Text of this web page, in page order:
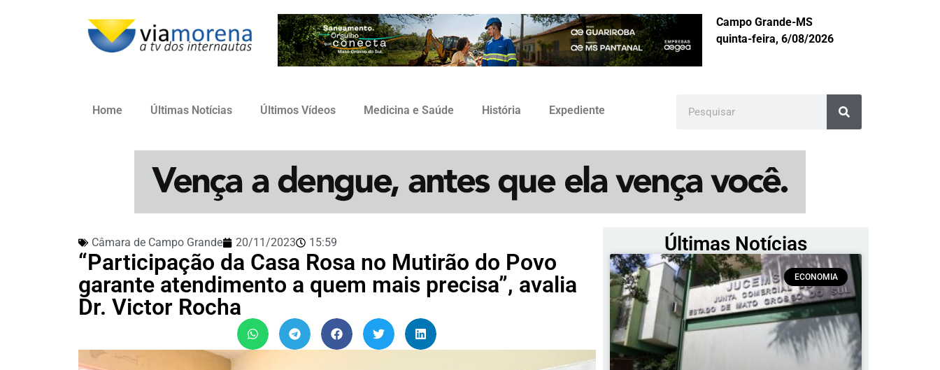
Campo Grande-MS
quinta-feira, 6/08/2026
Home Últimas Notícias Últimos Vídeos Medicina e Saúde História Expediente
Câmara de Campo Grande 20/11/2023 15:59
“Participação da Casa Rosa no Mutirão do Povo
garante atendimento a quem mais precisa”, avalia
Dr. Victor Rocha
Últimas Notícias
ECONOMIA